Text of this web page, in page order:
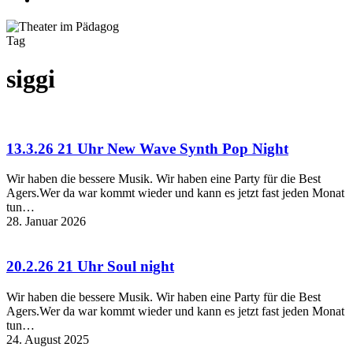
Tag
siggi
13.3.26 21 Uhr New Wave Synth Pop Night
Wir haben die bessere Musik. Wir haben eine Party für die Best
Agers.Wer da war kommt wieder und kann es jetzt fast jeden Monat
tun…
28. Januar 2026
20.2.26 21 Uhr Soul night
Wir haben die bessere Musik. Wir haben eine Party für die Best
Agers.Wer da war kommt wieder und kann es jetzt fast jeden Monat
tun…
24. August 2025